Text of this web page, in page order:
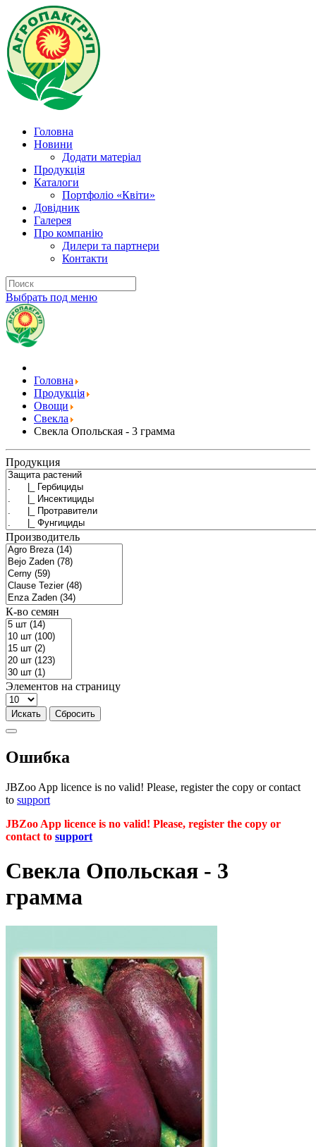
Головна
Новини
Додати матеріал
Продукція
Каталоги
Портфоліо «Квіти»
Довідник
Галерея
Про компанію
Дилери та партнери
Контакти
Выбрать под меню
Головна
Продукція
Овощи
Свекла
Свекла Опольская - 3 грамма
Продукция
Производитель
К-во семян
Элементов на страницу
Ошибка
JBZoo App licence is no valid! Please, register the copy or contact
to support
JBZoo App licence is no valid! Please, register the copy or
contact to support
Свекла Опольская - 3
грамма